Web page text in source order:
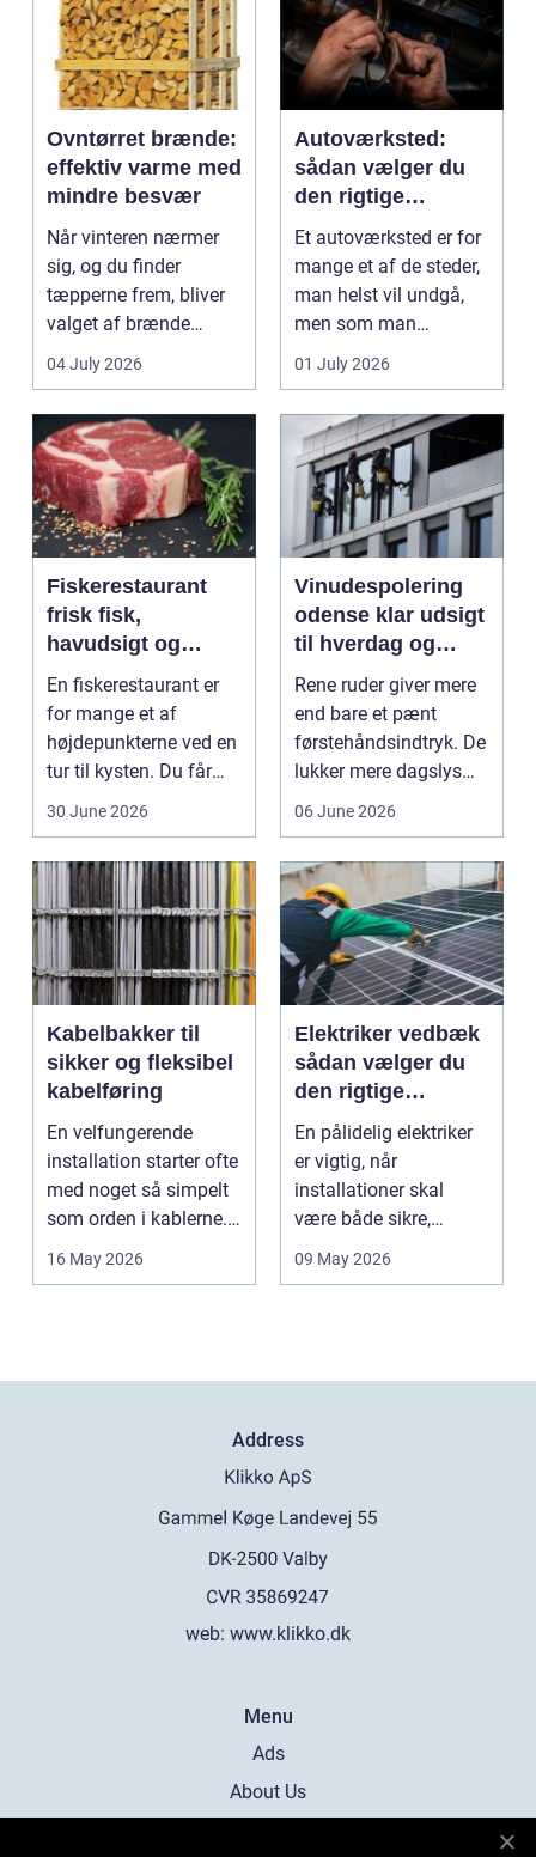
Ovntørret brænde:
effektiv varme med
mindre besvær
Når vinteren nærmer
sig, og du finder
tæpperne frem, bliver
valget af brænde
pludselig vigtigt.
Mang...
04 July 2026
Autoværksted:
sådan vælger du
den rigtige
mekaniker
Et autoværksted er for
mange et af de steder,
man helst vil undgå,
men som man
alligevel...
01 July 2026
Fiskerestaurant
frisk fisk,
havudsigt og
afslappet
atmosfære
En fiskerestaurant er
for mange et af
højdepunkterne ved en
tur til kysten. Du får
friskfanget fisk,...
30 June 2026
Vinudespolering
odense klar udsigt
til hverdag og
erhverv
Rene ruder giver mere
end bare et pænt
førstehåndsindtryk. De
lukker mere dagslys
ind, giver et lett...
06 June 2026
Kabelbakker til
sikker og fleksibel
kabelføring
En velfungerende
installation starter ofte
med noget så simpelt
som orden i kablerne.
Når strøm-, da...
16 May 2026
Elektriker vedbæk
sådan vælger du
den rigtige
fagmand
En pålidelig elektriker
er vigtig, når
installationer skal
være både sikre,
lovlige og holdbare. I
09 May 2026
Address
web: www.klikko.dk
Menu
Ads
About Us